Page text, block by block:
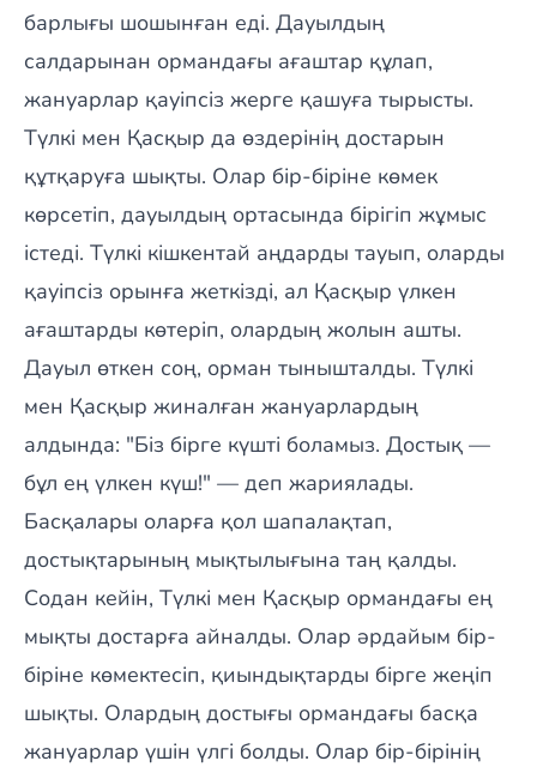
барлығы шошынған еді. Дауылдың
салдарынан ормандағы ағаштар құлап,
жануарлар қауіпсіз жерге қашуға тырысты.
Түлкі мен Қасқыр да өздерінің достарын
құтқаруға шықты. Олар бір-біріне көмек
көрсетіп, дауылдың ортасында бірігіп жұмыс
істеді. Түлкі кішкентай аңдарды тауып, оларды
қауіпсіз орынға жеткізді, ал Қасқыр үлкен
ағаштарды көтеріп, олардың жолын ашты.
Дауыл өткен соң, орман тынышталды. Түлкі
мен Қасқыр жиналған жануарлардың
алдында: "Біз бірге күшті боламыз. Достық —
бұл ең үлкен күш!" — деп жариялады.
Басқалары оларға қол шапалақтап,
достықтарының мықтылығына таң қалды.
Содан кейін, Түлкі мен Қасқыр ормандағы ең
мықты достарға айналды. Олар әрдайым бір-
біріне көмектесіп, қиындықтарды бірге жеңіп
шықты. Олардың достығы ормандағы басқа
жануарлар үшін үлгі болды. Олар бір-бірінің